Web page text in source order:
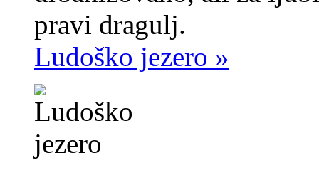
pravi dragulj.
Ludoško jezero »